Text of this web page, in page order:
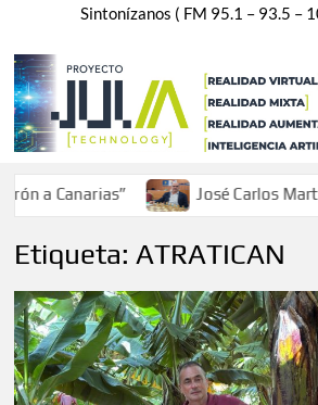
Sintonízanos ( FM 95.1 – 93.5 –
José Carlos Martín:
Etiqueta:ATRATICAN